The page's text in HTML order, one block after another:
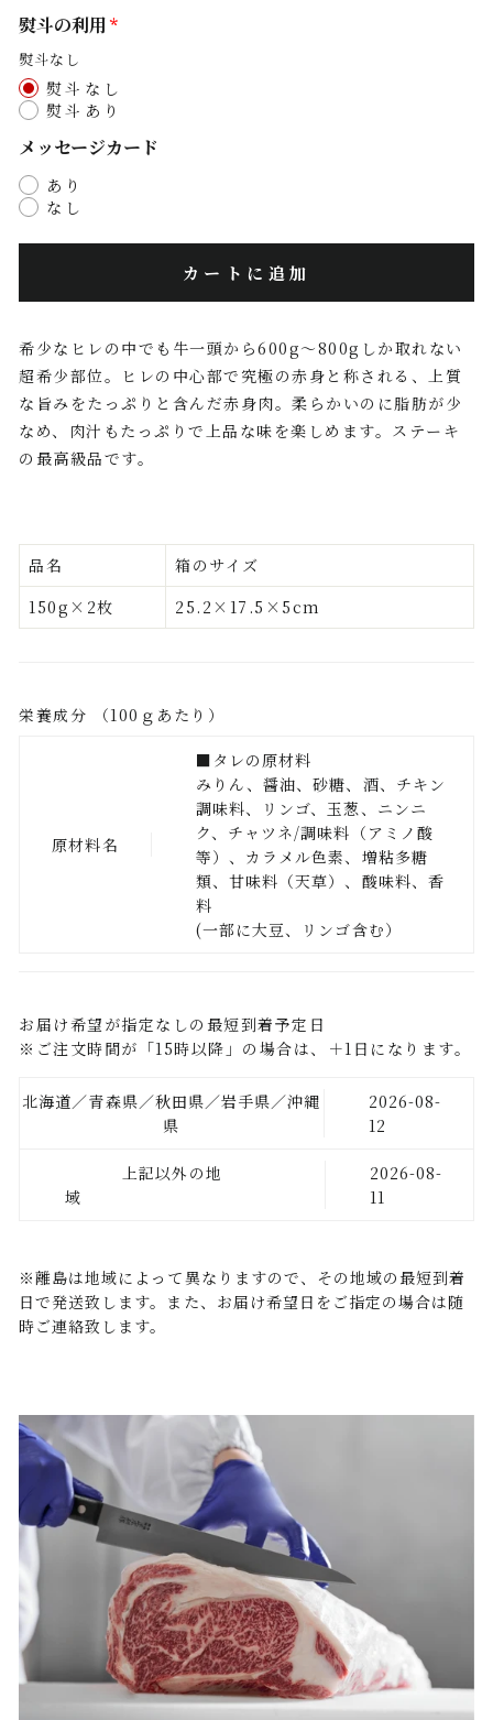
熨斗の利用
熨斗なし
熨斗なし
熨斗あり
メッセージカード
あり
なし
カートに追加
希少なヒレの中でも牛一頭から600g〜800gしか取れない
超希少部位。ヒレの中心部で究極の赤身と称される、上質
な旨みをたっぷりと含んだ赤身肉。柔らかいのに脂肪が少
なめ、肉汁もたっぷりで上品な味を楽しめます。ステーキ
の最高級品です。
品名
箱のサイズ
150g×2枚
25.2×17.5×5cm
栄養成分 （100ｇあたり）
原材料名
■タレの原材料
みりん、醤油、砂糖、酒、チキン
調味料、リンゴ、玉葱、ニンニ
ク、チャツネ/調味料（アミノ酸
等）、カラメル色素、増粘多糖
類、甘味料（天草）、酸味料、香
料
(一部に大豆、リンゴ含む）
お届け希望が指定なしの最短到着予定日
※ご注文時間が「15時以降」の場合は、＋1日になります。
北海道／青森県／秋田県／岩手県／沖縄
県
2026-08-
12
上記以外の地
域
2026-08-
11
※離島は地域によって異なりますので、その地域の最短到着
日で発送致します。また、お届け希望日をご指定の場合は随
時ご連絡致します。